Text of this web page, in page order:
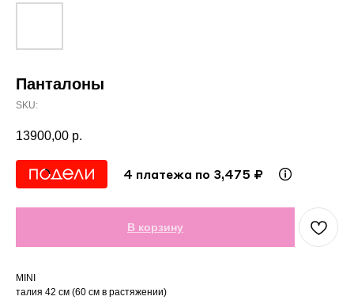
Панталоны
SKU:
13900,00 р.
4 платежа по 3,475 ₽
В корзину
MINI
талия 42 см (60 см в растяжении)